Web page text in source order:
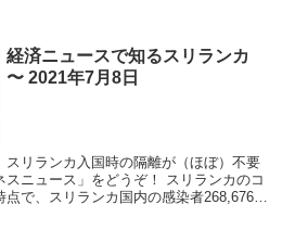
経済ニュースで知るスリランカ
〜 2021年7月8日